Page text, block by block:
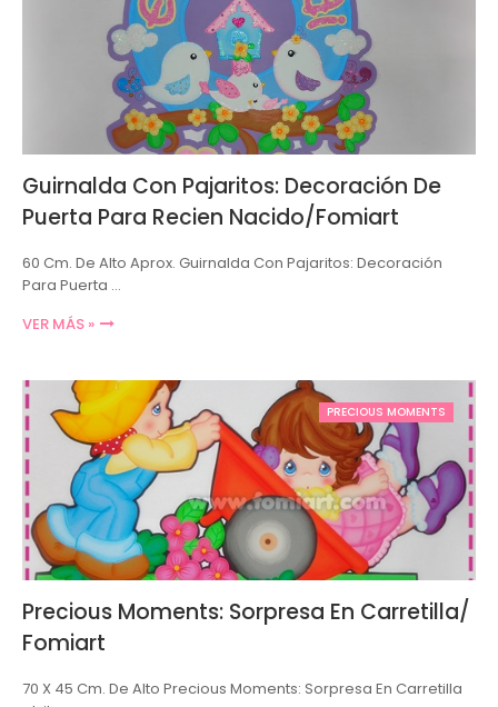
Guirnalda Con Pajaritos: Decoración De
Puerta Para Recien Nacido/Fomiart
60 Cm. De Alto Aprox. Guirnalda Con Pajaritos: Decoración
Para Puerta …
VER MÁS »
PRECIOUS MOMENTS
Precious Moments: Sorpresa En Carretilla/
Fomiart
70 X 45 Cm. De Alto Precious Moments: Sorpresa En Carretilla